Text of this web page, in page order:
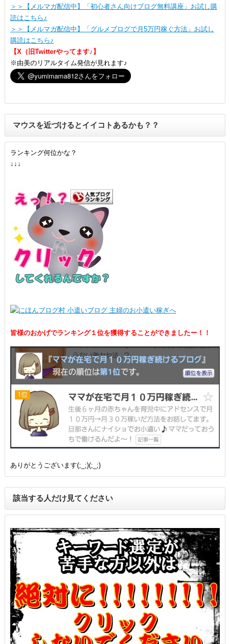
＞＞【メルマガ配信中】「初心者さん向けブログ無料講座」お試し購
読はこちら♪
＞＞【メルマガ配信中】「グルメブログで月5万円稼ぐ方法」お試し
購読はこちら♪
【X（旧Twitterやってます♪】
※由美のリアルタイム発信が見れます♪
マウスを近づけるとイイコトあるかも？？
ランキング何位かな？
↓↓↓
皆様のおかげでランキング１位を獲得することができましたー！！
ありがとうございます(;_;)(;_;)
該当する人だけ見てください